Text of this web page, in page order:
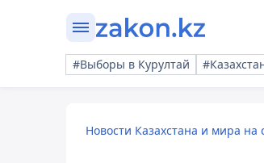
#Выборы в Курултай
Новости Казахстана и мира на